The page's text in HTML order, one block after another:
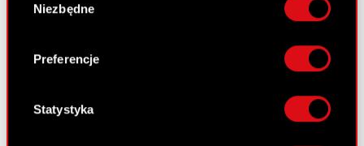
lokalizacji geograficznej z dokładnością nawet
Identyfikować Twoje urządzenie, aktywnie
analizując charakteryzującego je zbiory
palca)
zgody
Niezbędne
Preferencje
Statystyka
Podstawa prawna: art. 56 ust. 1 pkt 2 ustawy o
Czytaj dalej